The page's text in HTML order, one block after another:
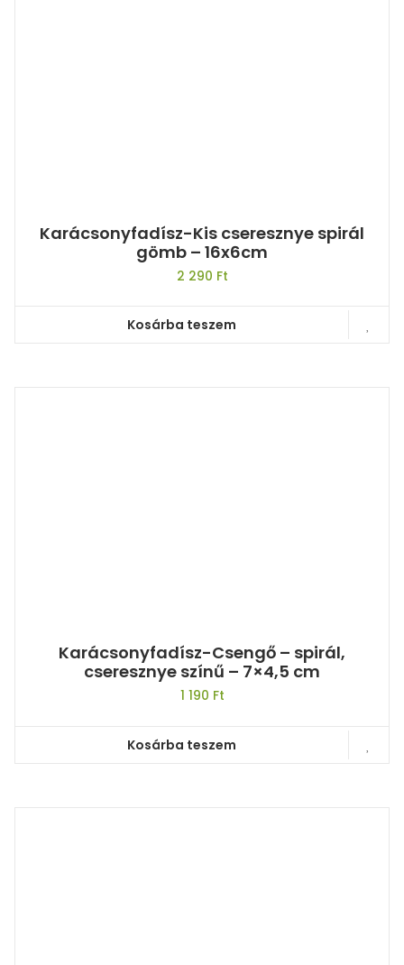
Karácsonyfadísz-Kis cseresznye spirál
gömb – 16x6cm
2 290 Ft
Kosárba teszem
Karácsonyfadísz-Csengő – spirál,
cseresznye színű – 7×4,5 cm
1 190 Ft
Kosárba teszem